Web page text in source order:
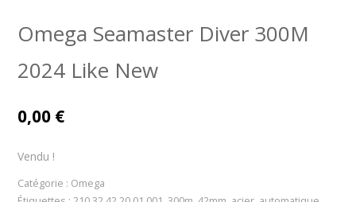
Omega Seamaster Diver 300M
2024 Like New
0,00 €
Vendu !
Catégorie : Omega